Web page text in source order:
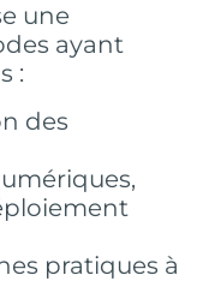
une
ayant
:
des
pratiques à